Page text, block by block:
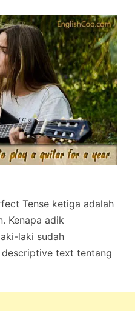
Tense ketiga adalah
Kenapa adik
laki sudah
text tentang